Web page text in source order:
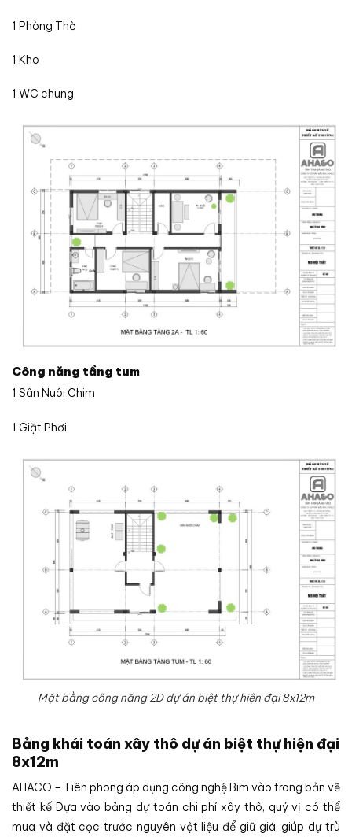
1 Phòng Thờ
1 Kho
1 WC chung
Công năng tầng tum
1 Sân Nuôi Chim
1 Giặt Phơi
Mặt bằng công năng 2D dự án biệt thự hiện đại 8x12m
Bảng khái toán xây thô dự án biệt thự hiện đại
8x12m
AHACO – Tiên phong áp dụng công nghệ Bim vào trong bản vẽ
thiết kế Dựa vào bảng dự toán chi phí xây thô, quý vị có thể
mua và đặt cọc trước nguyên vật liệu để giữ giá, giúp dự trù